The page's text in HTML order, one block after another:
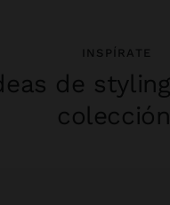
INSPÍRATE
de